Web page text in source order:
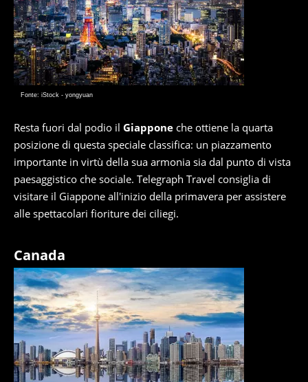
Fonte: iStock - yongyuan
Resta fuori dal podio il Giappone che ottiene la quarta
posizione di questa speciale classifica: un piazzamento
importante in virtù della sua armonia sia dal punto di vista
paesaggistico che sociale. Telegraph Travel consiglia di
visitare il Giappone all'inizio della primavera per assistere
alle spettacolari fioriture dei ciliegi.
Canada